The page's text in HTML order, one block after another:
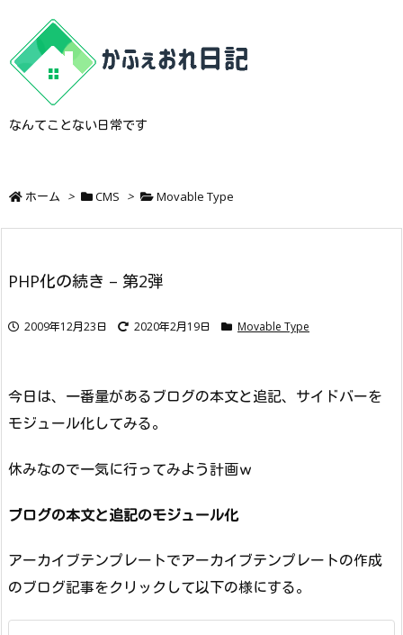
なんてことない日常です
ホーム > CMS > Movable Type
PHP化の続き – 第2弾
2009年12月23日 2020年2月19日 Movable Type
今日は、一番量があるブログの本文と追記、サイドバーを
モジュール化してみる。
休みなので一気に行ってみよう計画ｗ
ブログの本文と追記のモジュール化
アーカイブテンプレートでアーカイブテンプレートの作成
のブログ記事をクリックして以下の様にする。